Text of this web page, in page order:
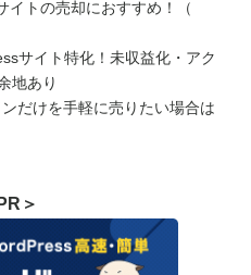
イトの売却におすすめ！（
サイト特化！未収益化・アク
地あり
ンだけを手軽に売りたい場合は
＞